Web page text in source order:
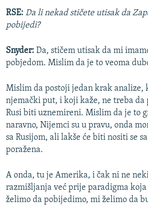
RSE: Da li nekad stičete utisak da
pobijedi?
Snyder: Da, stičem utisak da mi
pobjedom. Mislim da je to veoma
Mislim da postoji jedan krak analize,
njemački put, i koji kaže, ne treba da
Rusi biti uznemireni. Mislim da je to
naravno, Nijemci su u pravu, onda
sa Rusijom, ali lakše će biti nositi se
poražena.
A onda, tu je Amerika, i čak ni ne
razmišljanja već prije paradigma koja
želimo da pobijedimo, mi želimo da